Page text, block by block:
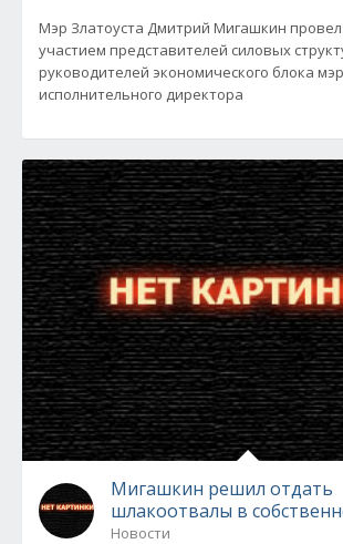
Мэр Златоуста Дмитрий Мигашкин
участием представителей силовых
руководителей экономического блока
исполнительного директора
Мигашкин решил отдать
шлакоотвалы в
Новости